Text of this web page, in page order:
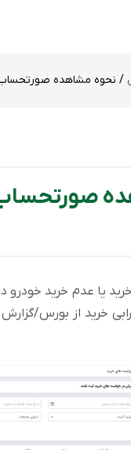
/ نحوه مشاهده صورتحساب
صورتحساب
یا عدم خرید خودرو
خرید از بورس/